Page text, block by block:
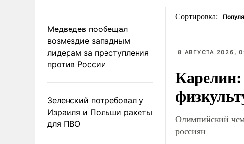
Медведев пообещал
возмездие западным
лидерам за преступления
против России
Зеленский потребовал у
Израиля и Польши ракеты
для ПВО
Сортировка:
8 АВГУСТА 2026,
Карелин:
Олимпийский
россиян